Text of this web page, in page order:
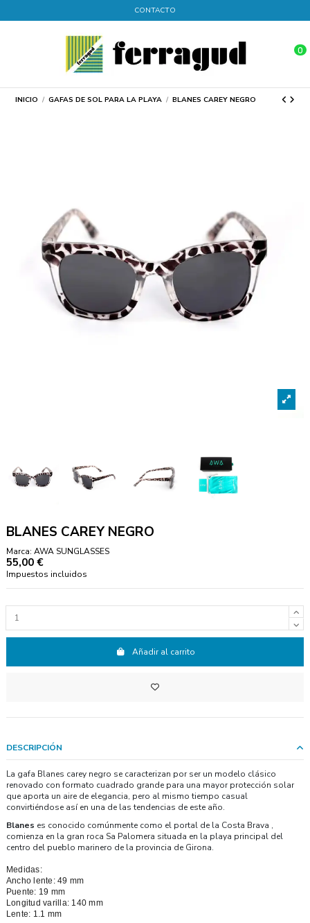
CONTACTO
0
INICIO GAFAS DE SOL PARA LA PLAYA BLANES CAREY NEGRO
BLANES CAREY NEGRO
Marca: AWA SUNGLASSES
55,00 €
Impuestos incluidos
Añadir al carrito
DESCRIPCIÓN
La gafa Blanes carey negro se caracterizan por ser un modelo clásico
renovado con formato cuadrado grande para una mayor protección solar
que aporta un aire de elegancia, pero al mismo tiempo casual
convirtiéndose así en una de las tendencias de este año.
Blanes es conocido comúnmente como el portal de la Costa Brava ,
comienza en la gran roca Sa Palomera situada en la playa principal del
centro del pueblo marinero de la provincia de Girona.
Medidas:
Ancho lente: 49 mm
Puente: 19 mm
Longitud varilla: 140 mm
Lente: 1.1 mm